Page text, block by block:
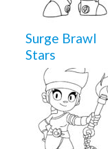
Surge Brawl
Stars